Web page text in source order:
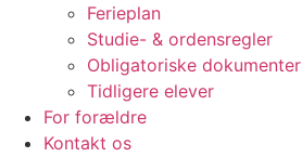
Ferieplan
Studie- & ordensregler
Obligatoriske dokumenter
Tidligere elever
For forældre
Kontakt os